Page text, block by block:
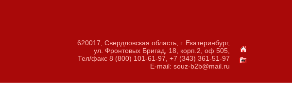
620017, Свердловская область, г. Екатеринбург,
ул. Фронтовых Бригад, 18, корп.2, оф 505,
Тел/факс 8 (800) 101-61-97, +7 (343) 361-51-97
E-mail: souz-b2b@mail.ru